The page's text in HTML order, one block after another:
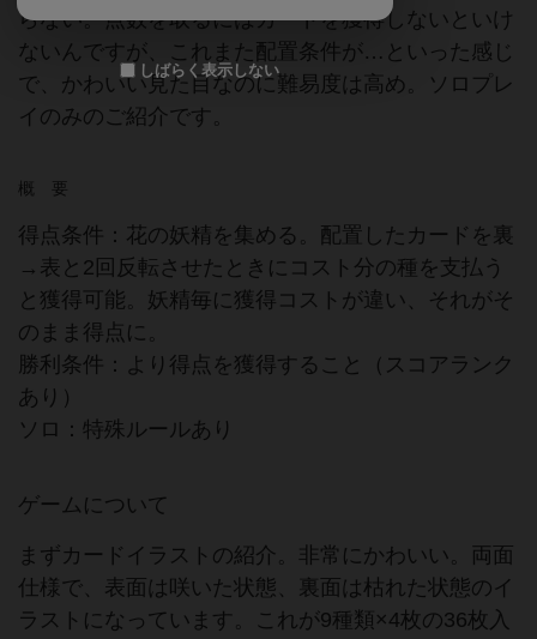
らない。点数を取るにはカードを獲得しないといけ
ないんですが、これまた配置条件が…といった感じ
で、かわいい見た目なのに難易度は高め。ソロプレ
イのみのご紹介です。
概 要
得点条件：花の妖精を集める。配置したカードを裏
→表と2回反転させたときにコスト分の種を支払う
と獲得可能。妖精毎に獲得コストが違い、それがそ
のまま得点に。
勝利条件：より得点を獲得すること（スコアランク
あり）
ソロ：特殊ルールあり
ゲームについて
まずカードイラストの紹介。非常にかわいい。両面
仕様で、表面は咲いた状態、裏面は枯れた状態のイ
ラストになっています。これが9種類×4枚の36枚入
しばらく表示しない